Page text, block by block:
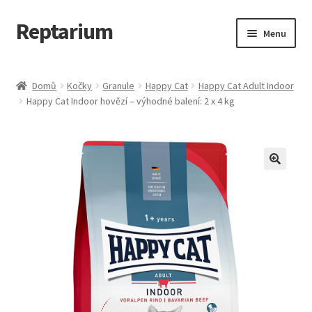
Přeskočit
na
Přejít
k
webu
Reptarium Menu
Košík
Malá zvířata — Klece, krmivo, vybavení
Vše pro kočky
Domů Kočky Granule Happy Cat
Happy Cat Adult Indoor
Happy Cat Indoor hovězí – výhodné balení: 2 x 4 kg